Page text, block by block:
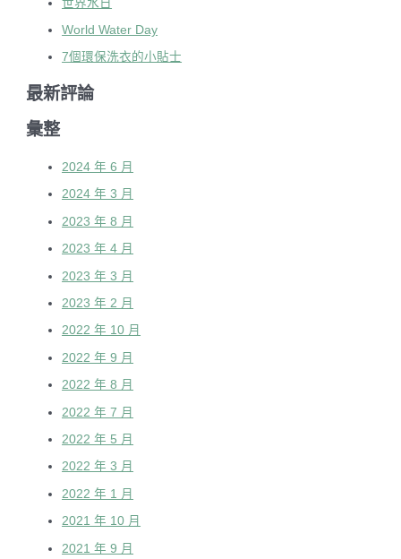
世界水日
World Water Day
7個環保洗衣的小貼士
最新評論
彙整
2024 年 6 月
2024 年 3 月
2023 年 8 月
2023 年 4 月
2023 年 3 月
2023 年 2 月
2022 年 10 月
2022 年 9 月
2022 年 8 月
2022 年 7 月
2022 年 5 月
2022 年 3 月
2022 年 1 月
2021 年 10 月
2021 年 9 月